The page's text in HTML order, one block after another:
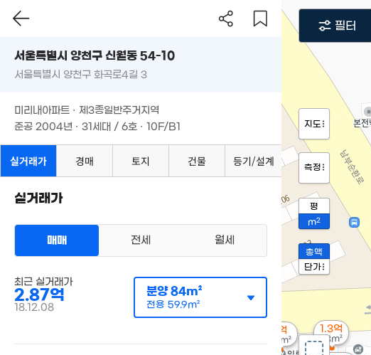
1.3억
48m²
1억
48m²
지도
측정
평
m2
총액
단가
필터
서울특별시 양천구 신월동 54-10
서울특별시 양천구 화곡로4길 3
미리내아파트 · 제3종일반주거지역
준공 2004년 · 31세대 / 6호 · 10F/B1
실거래가 경매 토지 건물 등기/설계
실거래가
매매 전세 월세
최근 실거래가
2.87억
18.12.08
분양84m²
전용 59.9m²